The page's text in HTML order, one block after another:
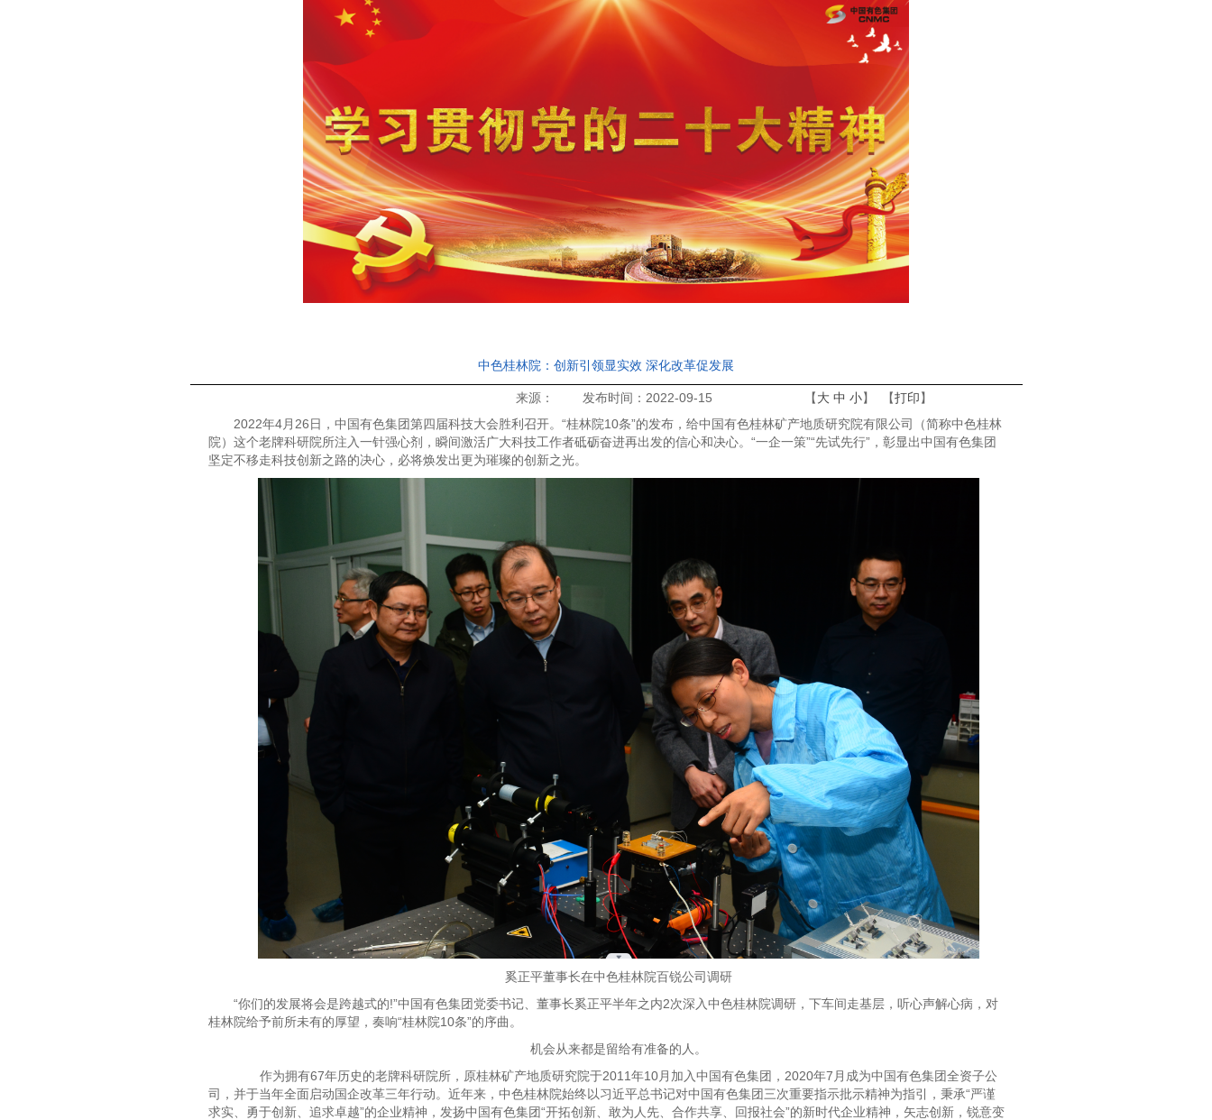
中色桂林院：创新引领显实效 深化改革促发展
来源： 发布时间：2022-09-15 【大 中 小】 【打印】
2022年4月26日，中国有色集团第四届科技大会胜利召开。“桂林院10条”的发布，给中国有色桂林矿产地质研究院有限公司（简称中色桂林
院）这个老牌科研院所注入一针强心剂，瞬间激活广大科技工作者砥砺奋进再出发的信心和决心。“一企一策”“先试先行”，彰显出中国有色集团
坚定不移走科技创新之路的决心，必将焕发出更为璀璨的创新之光。
奚正平董事长在中色桂林院百锐公司调研
“你们的发展将会是跨越式的!”中国有色集团党委书记、董事长奚正平半年之内2次深入中色桂林院调研，下车间走基层，听心声解心病，对
桂林院给予前所未有的厚望，奏响“桂林院10条”的序曲。
机会从来都是留给有准备的人。
作为拥有67年历史的老牌科研院所，原桂林矿产地质研究院于2011年10月加入中国有色集团，2020年7月成为中国有色集团全资子公
司，并于当年全面启动国企改革三年行动。近年来，中色桂林院始终以习近平总书记对中国有色集团三次重要指示批示精神为指引，秉承“严谨
求实、勇于创新、追求卓越”的企业精神，发扬中国有色集团“开拓创新、敢为人先、合作共享、回报社会”的新时代企业精神，矢志创新，锐意变